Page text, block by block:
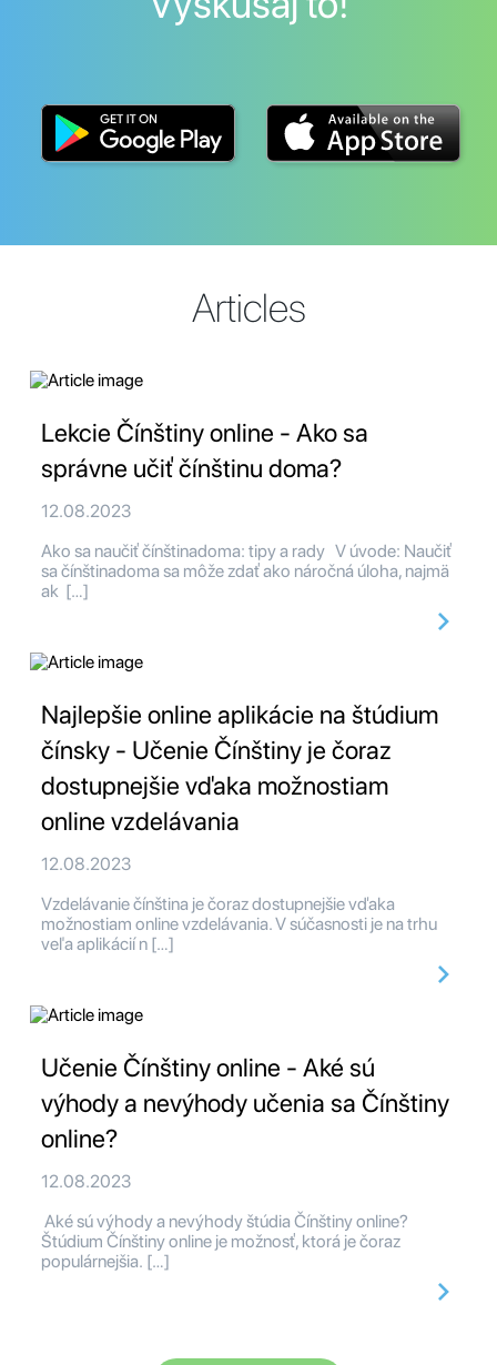
Articles
Lekcie Čínštiny online - Ako sa
správne učiť čínštinu doma?
12.08.2023
Ako sa naučiť čínštinadoma: tipy a rady V úvode: Naučiť
sa čínštinadoma sa môže zdať ako náročná úloha, najmä
ak […]
Najlepšie online aplikácie na štúdium
čínsky - Učenie Čínštiny je čoraz
dostupnejšie vďaka možnostiam
online vzdelávania
12.08.2023
Vzdelávanie čínština je čoraz dostupnejšie vďaka
možnostiam online vzdelávania. V súčasnosti je na trhu
veľa aplikácií n […]
Učenie Čínštiny online - Aké sú
výhody a nevýhody učenia sa Čínštiny
online?
12.08.2023
Aké sú výhody a nevýhody štúdia Čínštiny online?
Štúdium Čínštiny online je možnosť, ktorá je čoraz
populárnejšia. […]